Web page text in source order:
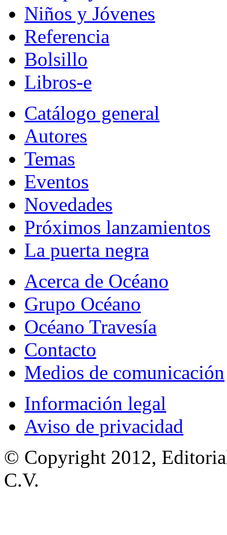
Niños y Jóvenes
Referencia
Bolsillo
Libros-e
Catálogo general
Autores
Temas
Eventos
Novedades
Próximos lanzamientos
La puerta negra
Acerca de Océano
Grupo Océano
Océano Travesía
Contacto
Medios de comunicación
Información legal
Aviso de privacidad
© Copyright 2012,
C.V.